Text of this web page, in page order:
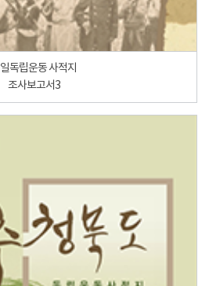
독립운동 사적지
조사보고서3